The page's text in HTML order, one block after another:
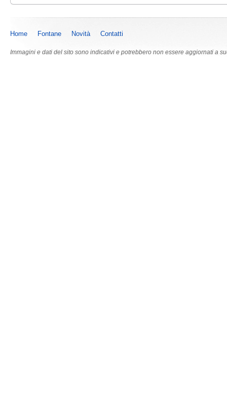
Home Fontane Novità Contatti
Immagini e dati del sito sono indicativi e potrebbero non essere aggiornati a